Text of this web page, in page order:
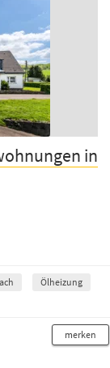
in
Ölheizung
merken